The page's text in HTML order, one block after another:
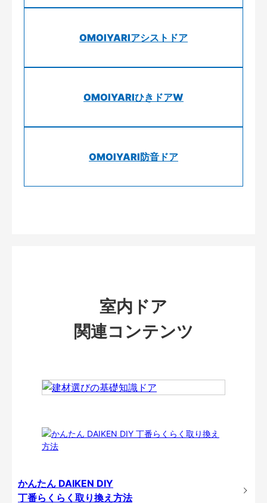
OMOIYARIアシストドア
OMOIYARIひきドアW
OMOIYARI防音ドア
室内ドア
関連コンテンツ
かんたん DAIKEN DIY
丁番らくらく取り換え方法